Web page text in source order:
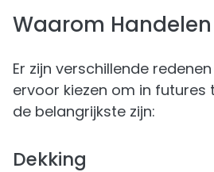
Waarom
Er zijn verschillende
ervoor kiezen om in futures
de belangrijkste zijn:
Dekking